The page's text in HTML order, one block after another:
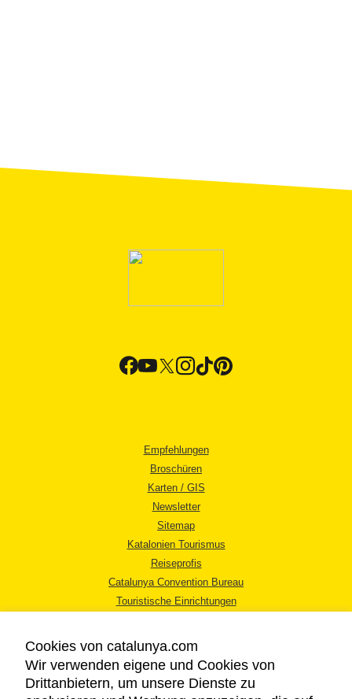
Empfehlungen
Broschüren
Karten / GIS
Newsletter
Sitemap
Katalonien Tourismus
Reiseprofis
Catalunya Convention Bureau
Touristische Einrichtungen
Cookies von catalunya.com
Wir verwenden eigene und Cookies von
Drittanbietern, um unsere Dienste zu